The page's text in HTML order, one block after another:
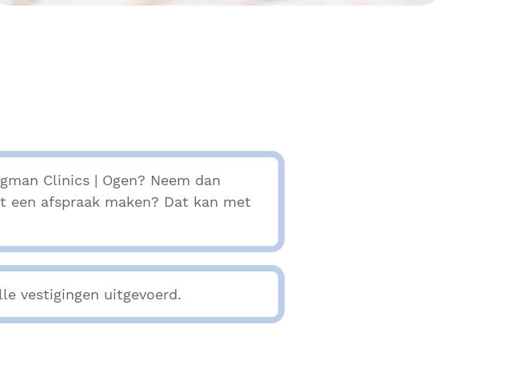
Clinics | Ogen? Neem dan
afspraak maken? Dat kan met
vestigingen uitgevoerd.